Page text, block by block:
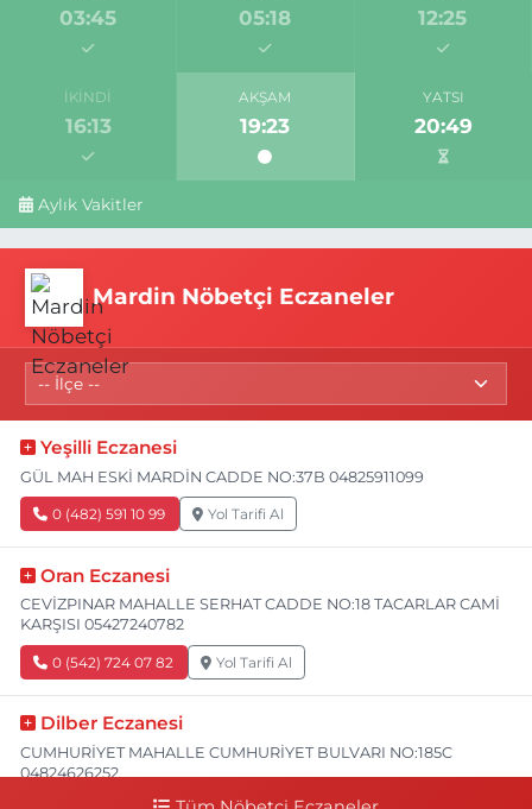
03:45 05:18 12:25
İKINDI
16:13
AKŞAM
19:23
YATSI
20:49
Aylık Vakitler
Mardin Nöbetçi Eczaneler
Yeşilli Eczanesi
GÜL MAH ESKİ MARDİN CADDE NO:37B 04825911099
0 (482) 591 10 99 Yol Tarifi Al
Oran Eczanesi
CEVİZPINAR MAHALLE SERHAT CADDE NO:18 TACARLAR CAMİ
KARŞISI 05427240782
0 (542) 724 07 82 Yol Tarifi Al
Dilber Eczanesi
CUMHURİYET MAHALLE CUMHURİYET BULVARI NO:185C
04824626252